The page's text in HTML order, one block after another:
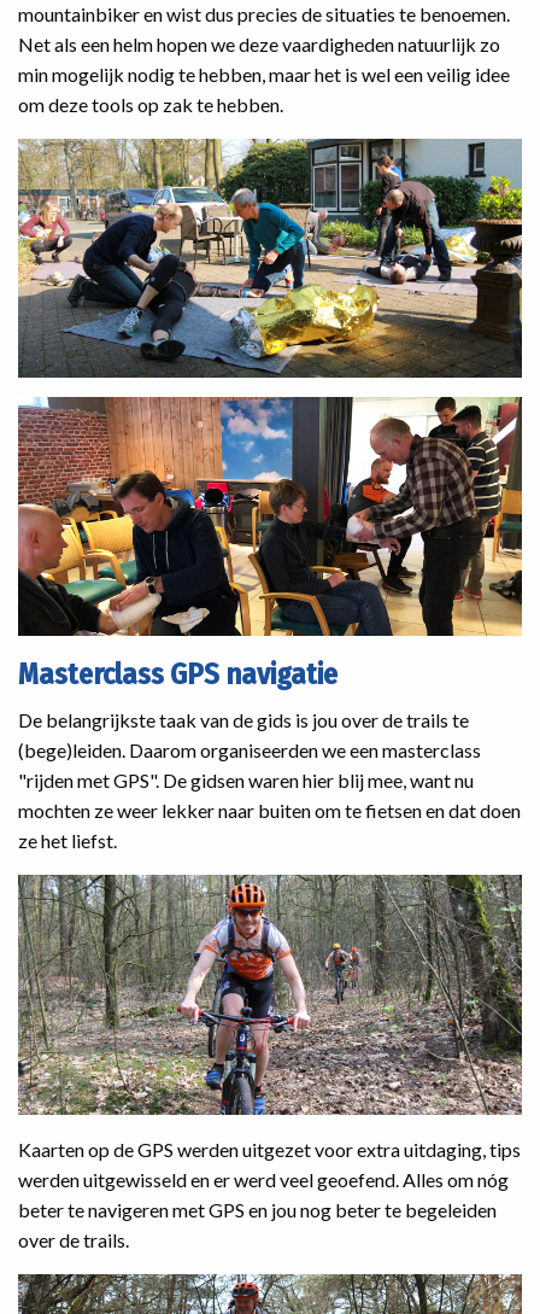
mountainbiker en wist dus precies de situaties te benoemen.
Net als een helm hopen we deze vaardigheden natuurlijk zo
min mogelijk nodig te hebben, maar het is wel een veilig idee
om deze tools op zak te hebben.
Masterclass GPS navigatie
De belangrijkste taak van de gids is jou over de trails te
(bege)leiden. Daarom organiseerden we een masterclass
"rijden met GPS". De gidsen waren hier blij mee, want nu
mochten ze weer lekker naar buiten om te fietsen en dat doen
ze het liefst.
Kaarten op de GPS werden uitgezet voor extra uitdaging, tips
werden uitgewisseld en er werd veel geoefend. Alles om nóg
beter te navigeren met GPS en jou nog beter te begeleiden
over de trails.